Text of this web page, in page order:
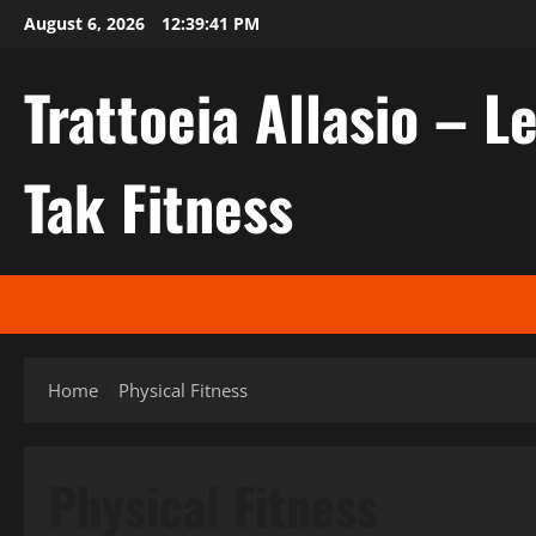
SkipAugust 6, 2026 12:39:42 PM
Trattoeia Allasio –
Tak Fitness
Home Physical Fitness